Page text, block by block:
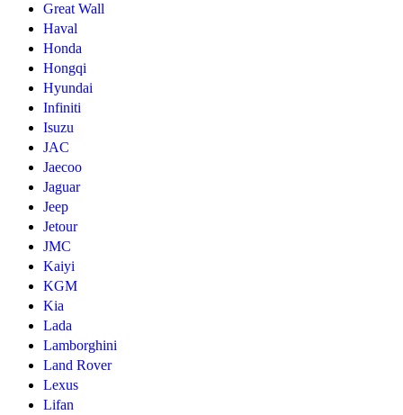
Great Wall
Haval
Honda
Hongqi
Hyundai
Infiniti
Isuzu
JAC
Jaecoo
Jaguar
Jeep
Jetour
JMC
Kaiyi
KGM
Kia
Lada
Lamborghini
Land Rover
Lexus
Lifan